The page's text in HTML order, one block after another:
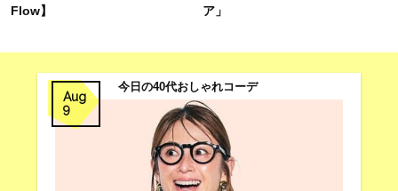
Flow】
ア」
Aug
9
今日の40代おしゃれコーデ